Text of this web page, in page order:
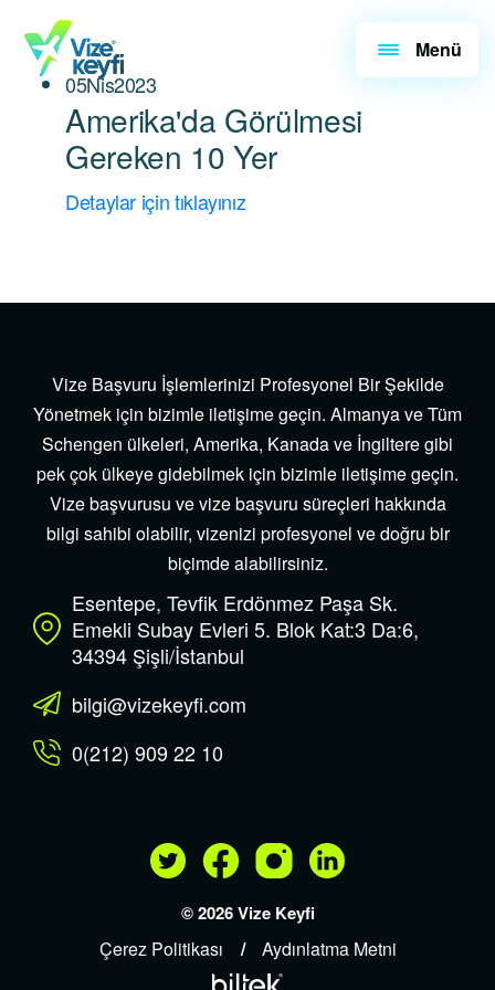
Menü
05Nis2023
Amerika'da Görülmesi
Gereken 10 Yer
Detaylar için tıklayınız
Esentepe, Tevfik Erdönmez Paşa Sk.
Emekli Subay Evleri 5. Blok Kat:3 Da:6,
34394 Şişli/İstanbul
bilgi@vizekeyfi.com
0(212) 909 22 10
Vize Başvuru İşlemlerinizi Profesyonel Bir Şekilde
Yönetmek için bizimle iletişime geçin. Almanya ve Tüm
Schengen ülkeleri, Amerika, Kanada ve İngiltere gibi
pek çok ülkeye gidebilmek için bizimle iletişime geçin.
Vize başvurusu ve vize başvuru süreçleri hakkında
bilgi sahibi olabilir, vizenizi profesyonel ve doğru bir
biçimde alabilirsiniz.
© 2026 Vize Keyfi
Çerez Politikası Aydınlatma Metni